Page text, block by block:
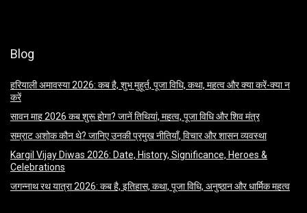
Blog
हरियाली अमावस्या 2026: कब है, शुभ मुहूर्त, पूजा विधि, कथा, महत्व और क्या करें-क्या न
करें
सावन माह 2026 कब शुरू होगा? जानें तिथियां, महत्व, पूजा विधि और शिव मंत्र
सम्राट अशोक कौन थे? जानिए उनकी प्रमुख नीतियाँ, विचार और शासन व्यवस्था
Kargil Vijay Diwas 2026: Date, History, Significance, Heroes &
Celebrations
जगन्नाथ रथ यात्रा 2026: कब है, इतिहास, कथा, पूजा विधि, अनुष्ठान और धार्मिक महत्व